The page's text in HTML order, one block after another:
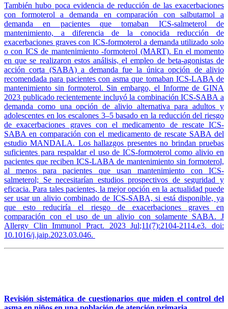
También hubo poca evidencia de reducción de las exacerbaciones
con formoterol a demanda en comparación con salbutamol a
demanda en pacientes que tomaban ICS-salmeterol de
mantenimiento, a diferencia de la conocida reducción de
exacerbaciones graves con ICS-formoterol a demanda utilizado solo
o con ICS de mantenimiento -formoterol (MART). En el momento
en que se realizaron estos análisis, el empleo de beta-agonistas de
acción corta (SABA) a demanda fue la única opción de alivio
recomendada para pacientes con asma que tomaban ICS-LABA de
mantenimiento sin formoterol. Sin embargo, el Informe de GINA
2023 publicado recientemente incluyó la combinación ICS-SABA a
demanda como una opción de alivio alternativa para adultos y
adolescentes en los escalones 3–5 basado en la reducción del riesgo
de exacerbaciones graves con el medicamento de rescate ICS-
SABA en comparación con el medicamento de rescate SABA del
estudio MANDALA. Los hallazgos presentes no brindan pruebas
suficientes para respaldar el uso de ICS-formoterol como alivio en
pacientes que reciben ICS-LABA de mantenimiento sin formoterol,
al menos para pacientes que usan mantenimiento con ICS-
salmeterol; Se necesitarían estudios prospectivos de seguridad y
eficacia. Para tales pacientes, la mejor opción en la actualidad puede
ser usar un alivio combinado de ICS-SABA, si está disponible, ya
que esto reduciría el riesgo de exacerbaciones graves en
comparación con el uso de un alivio con solamente SABA. J
Allergy Clin Immunol Pract. 2023 Jul;11(7):2104-2114.e3. doi:
10.1016/j.jaip.2023.03.046.
Revisión sistemática de cuestionarios que miden el control del